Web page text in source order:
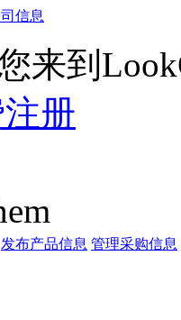
信息
来到
册
发布产品信息 管理采购信息